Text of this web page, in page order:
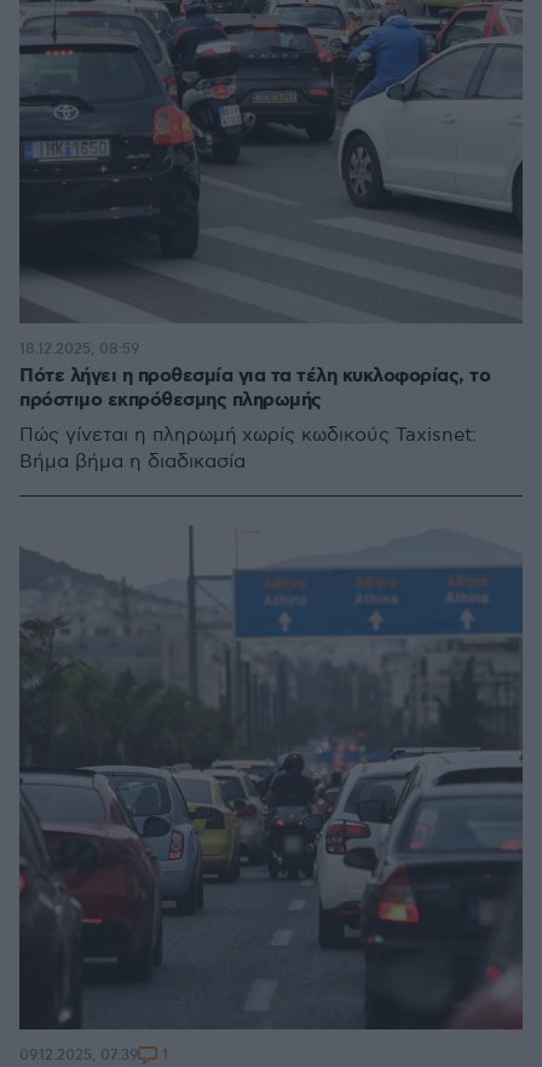
Πότε λήγει η προθεσμία για τα τέλη κυκλοφορίας, το
πρόστιμο εκπρόθεσμης πληρωμής
Πώς γίνεται η πληρωμή χωρίς κωδικούς Taxisnet:
Βήμα βήμα η διαδικασία
18.12.2025, 08:59
09.12.2025, 07:39 1